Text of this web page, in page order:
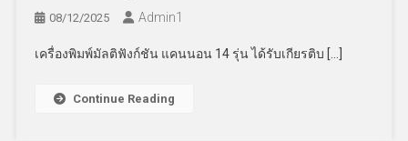
08/12/2025 Admin​1
เครื่องพิมพ์มัลติฟังก์ชัน แคนนอน 14 รุ่น ได้รับเกียรติบ […]
Continue Reading